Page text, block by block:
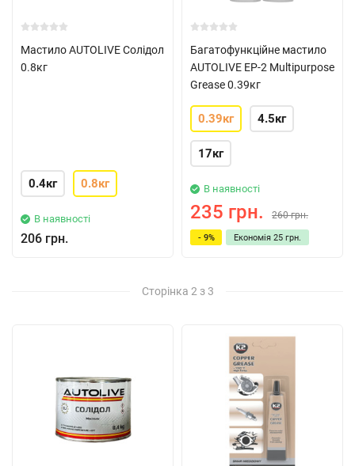
Мастило AUTOLIVE Солідол
0.8кг
0.4кг 0.8кг
В наявності
206 грн.
Багатофункційне мастило
AUTOLIVE EP-2 Multipurpose
Grease 0.39кг
0.39кг 4.5кг
17кг
В наявності
235 грн. 260 грн.
- 9% Економія 25 грн.
Сторінка 2 з 3